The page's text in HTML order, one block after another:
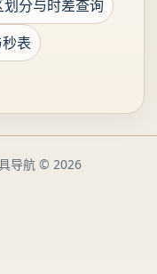
分与时差查询
表
导航 © 2026